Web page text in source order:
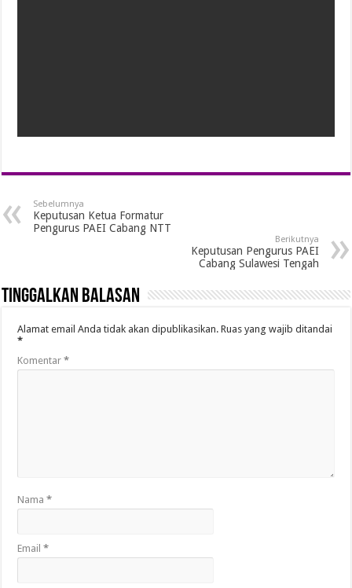
Sebelumnya
Keputusan Ketua Formatur
Pengurus PAEI Cabang NTT
Berikutnya
Keputusan Pengurus PAEI
Cabang Sulawesi Tengah
Tinggalkan Balasan
Alamat email Anda tidak akan dipublikasikan. Ruas yang wajib ditandai
*
Komentar*
Nama*
Email*